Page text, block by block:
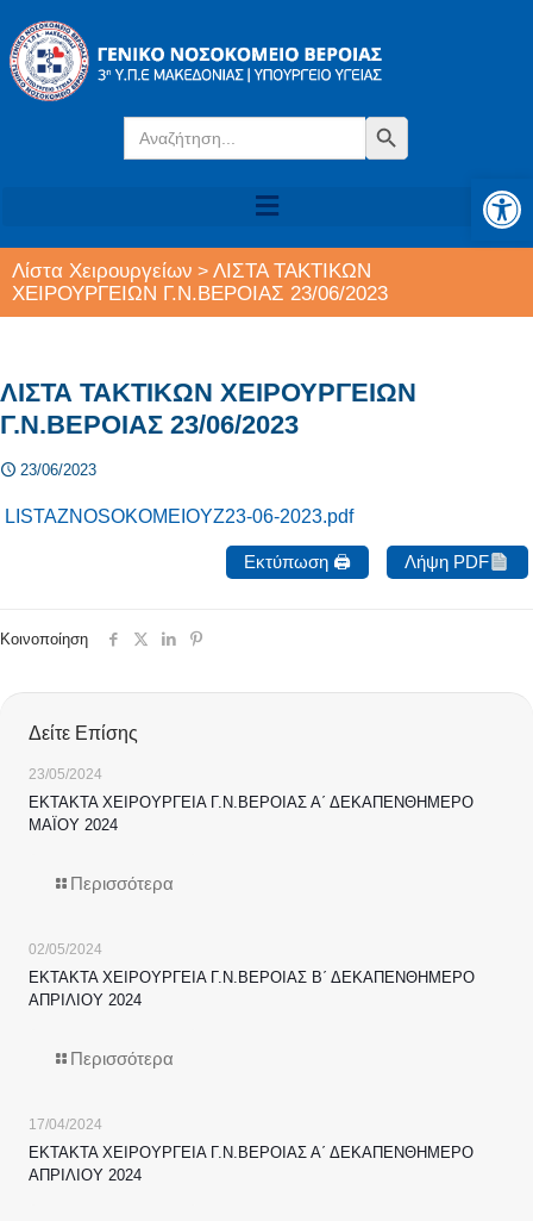
Search
for:
Search Button
Λίστα Χειρουργείων > ΛΙΣΤΑ ΤΑΚΤΙΚΩΝ
ΧΕΙΡΟΥΡΓΕΙΩΝ Γ.Ν.ΒΕΡΟΙΑΣ 23/06/2023
ΛΙΣΤΑ ΤΑΚΤΙΚΩΝ ΧΕΙΡΟΥΡΓΕΙΩΝ
Γ.Ν.ΒΕΡΟΙΑΣ 23/06/2023
23/06/2023
LISTAZNOSOKOMEIOYZ23-06-2023.pdf
Εκτύπωση 🖨 Λήψη PDF
Κοινοποίηση
Δείτε Επίσης
23/05/2024
ΕΚΤΑΚΤΑ ΧΕΙΡΟΥΡΓΕΙΑ Γ.Ν.ΒΕΡΟΙΑΣ Α΄ ΔΕΚΑΠΕΝΘΗΜΕΡΟ
ΜΑΪΟΥ 2024
Περισσότερα
02/05/2024
ΕΚΤΑΚΤΑ ΧΕΙΡΟΥΡΓΕΙΑ Γ.Ν.ΒΕΡΟΙΑΣ Β΄ ΔΕΚΑΠΕΝΘΗΜΕΡΟ
ΑΠΡΙΛΙΟΥ 2024
Περισσότερα
17/04/2024
ΕΚΤΑΚΤΑ ΧΕΙΡΟΥΡΓΕΙΑ Γ.Ν.ΒΕΡΟΙΑΣ Α΄ ΔΕΚΑΠΕΝΘΗΜΕΡΟ
ΑΠΡΙΛΙΟΥ 2024